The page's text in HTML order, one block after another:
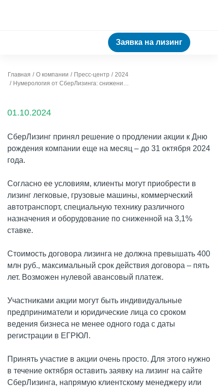
Заявка на лизинг
Главная О компании Пресс-центр
2024
Нумерология от СберЛизинга: снижение на 3,1% ставки к 31-летию компании продлено до 31 октября
01.10.2024
СберЛизинг принял решение о продлении акции к Дню
рождения компании еще на месяц – до 31 октября 2024
года.
Согласно ее условиям, клиенты могут приобрести в
лизинг легковые, грузовые машины, коммерческий
автотранспорт, специальную технику различного
назначения и оборудование по сниженной на 3,1%
ставке.
Стоимость договора лизинга не должна превышать 400
млн руб., максимальный срок действия договора – пять
лет. Возможен нулевой авансовый платеж.
Участниками акции могут быть индивидуальные
предприниматели и юридические лица со сроком
ведения бизнеса не менее одного года с даты
регистрации в ЕГРЮЛ.
Принять участие в акции очень просто. Для этого нужно
в течение октября оставить заявку на лизинг на сайте
СберЛизинга, напрямую клиентскому менеджеру или